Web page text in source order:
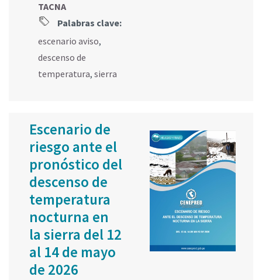
TACNA
Palabras clave:
escenario aviso,
descenso de
temperatura, sierra
Escenario de
riesgo ante el
pronóstico del
descenso de
temperatura
nocturna en
la sierra del 12
al 14 de mayo
de 2026